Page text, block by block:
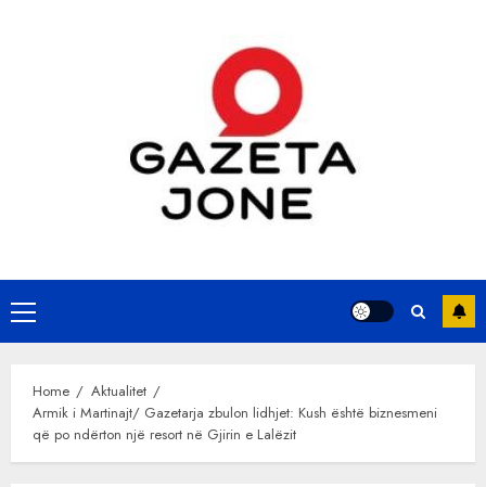
Primary
Menu
Home
Aktualitet
Armik i Martinajt/ Gazetarja zbulon lidhjet: Kush është biznesmeni
që po ndërton një resort në Gjirin e Lalëzit